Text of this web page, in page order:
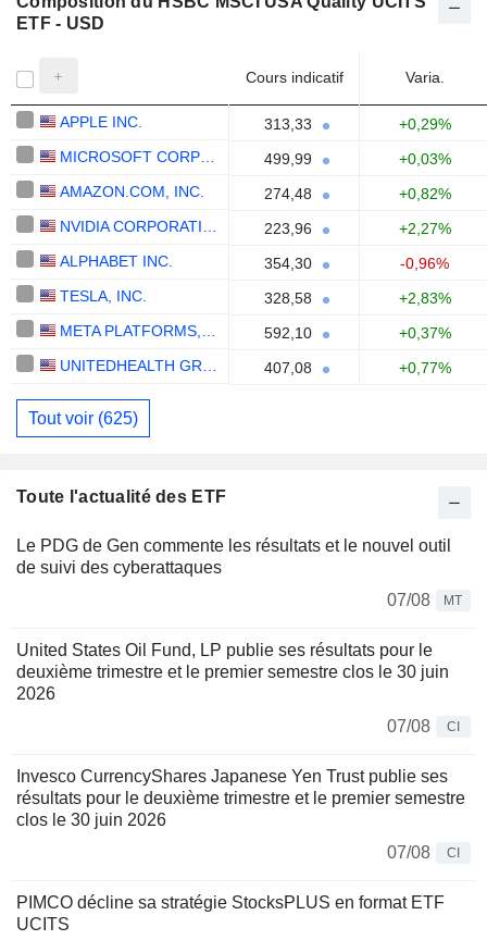
ETF - USD
Cours indicatif Varia.
APPLE INC. 313,33
+0,29%
499,99
+0,03%
AMAZON.COM, INC.
274,48
+0,82%
223,96
+2,27%
ALPHABET INC.
354,30
-0,96%
TESLA, INC.
328,58
+2,83%
592,10
+0,37%
407,08 +0,77%
Tout voir (625)
Toute l'actualité des ETF
Le PDG de Gen commente les résultats et le nouvel outil
de suivi des cyberattaques
07/08
MT
United States Oil Fund, LP publie ses résultats pour le
deuxième trimestre et le premier semestre clos le 30 juin
2026
07/08
CI
Invesco CurrencyShares Japanese Yen Trust publie ses
résultats pour le deuxième trimestre et le premier semestre
clos le 30 juin 2026
07/08
CI
PIMCO décline sa stratégie StocksPLUS en format ETF
UCITS